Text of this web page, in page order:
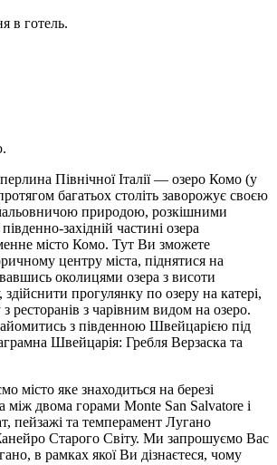
в готель.
Північної Італії — озеро Комо (у
багатьох століть заворожує своєю
природою, розкішними
західній частині озера
місто Комо. Тут Ви зможете
центру міста, піднятися на
околицями озера з висоти
прогулянку по озеру на катері,
ресторанів з чарівним видом на озеро.
з південною Швейцарією під
Швейцарія: Гребля Верзаска та
місто яке знаходиться на березі
між двома горами Monte San Salvatore і
пейзажі та темперамент Лугано
Старого Світу. Ми запрошуємо Вас
в рамках якої Ви дізнаєтеся, чому